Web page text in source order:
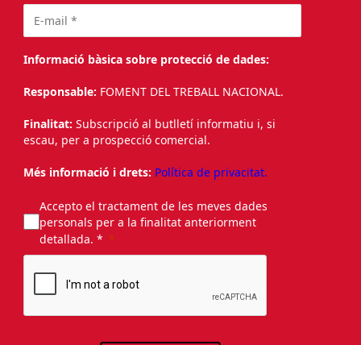
Informació bàsica sobre protecció de dades:
Responsable: FOMENT DEL TREBALL NACIONAL.
Finalitat: Subscripció al butlletí informatiu i, si
escau, per a prospecció comercial.
Més informació i drets: Política de privacitat.
Accepto el tractament de les meves dades
personals per a la finalitat anteriorment
detallada. *